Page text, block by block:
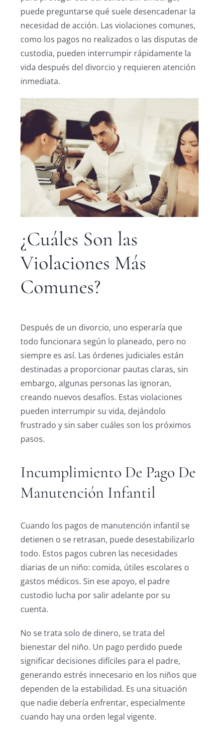
puede preguntarse qué suele desencadenar la
necesidad de acción. Las violaciones comunes,
como los pagos no realizados o las disputas de
custodia, pueden interrumpir rápidamente la
vida después del divorcio y requieren atención
inmediata.
¿Cuáles Son las
Violaciones Más
Comunes?
Después de un divorcio, uno esperaría que
todo funcionara según lo planeado, pero no
siempre es así. Las órdenes judiciales están
destinadas a proporcionar pautas claras, sin
embargo, algunas personas las ignoran,
creando nuevos desafíos. Estas violaciones
pueden interrumpir su vida, dejándolo
frustrado y sin saber cuáles son los próximos
pasos.
Incumplimiento De Pago De
Manutención Infantil
Cuando los pagos de manutención infantil se
detienen o se retrasan, puede desestabilizarlo
todo. Estos pagos cubren las necesidades
diarias de un niño: comida, útiles escolares o
gastos médicos. Sin ese apoyo, el padre
custodio lucha por salir adelante por su
cuenta.
No se trata solo de dinero, se trata del
bienestar del niño. Un pago perdido puede
significar decisiones difíciles para el padre,
generando estrés innecesario en los niños que
dependen de la estabilidad. Es una situación
que nadie debería enfrentar, especialmente
cuando hay una orden legal vigente.